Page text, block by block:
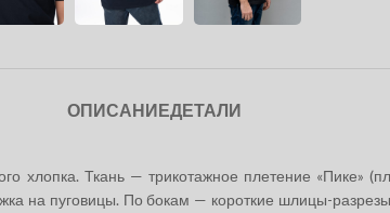
ОПИСАНИЕДЕТАЛИ
хлопка. Ткань — трикотажное плетение «Пике»
на пуговицы. По бокам — короткие шлицы-